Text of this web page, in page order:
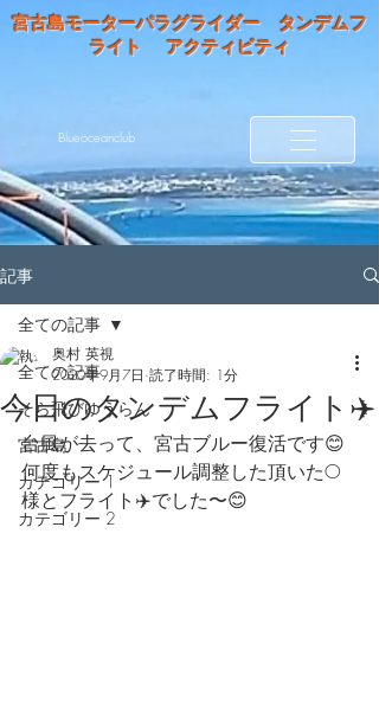
宮古島モーターパラグライダー タンデムフ
ライト アクティビティ
Blueoceanclub
記事
全ての記事
そら飛びゆうらん
宮古島
カテゴリー 1
カテゴリー 2
全ての記事
今日のタンデムフライト✈️
奥村 英視
2020年9月7日 読了時間: 1分
台風が去って、宮古ブルー復活です😊
何度もスケジュール調整した頂いたO
様とフライト✈️でした〜😊